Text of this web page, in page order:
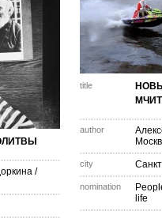
/
title
author
city
nomination
life